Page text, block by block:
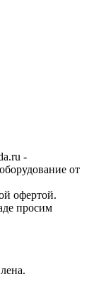
-
от
офертой.
просим